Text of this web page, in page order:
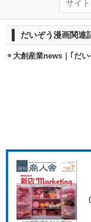
だいぞう漫画関連
大創産業news｜｢だ